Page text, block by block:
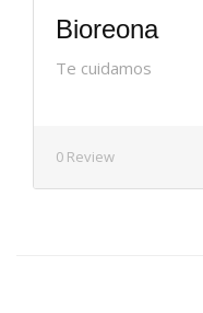
Bioreona
Te cuidamos
0 Review